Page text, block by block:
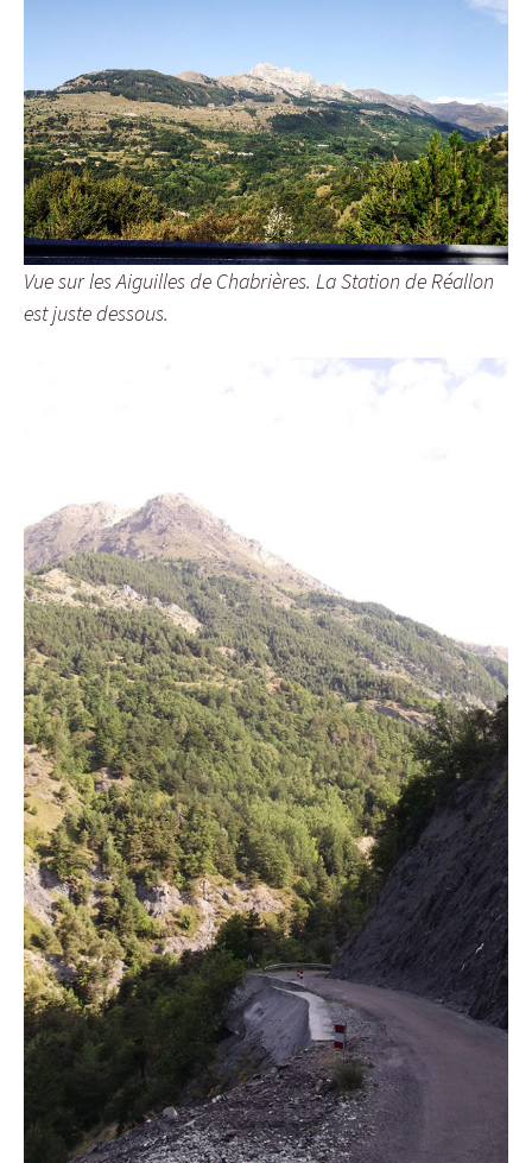
Vue sur les Aiguilles de Chabrières. La Station de Réallon
est juste dessous.